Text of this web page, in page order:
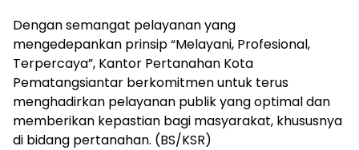
Dengan semangat pelayanan yang
mengedepankan prinsip “Melayani, Profesional,
Terpercaya”, Kantor Pertanahan Kota
Pematangsiantar berkomitmen untuk terus
menghadirkan pelayanan publik yang optimal dan
memberikan kepastian bagi masyarakat, khususnya
di bidang pertanahan. (BS/KSR)